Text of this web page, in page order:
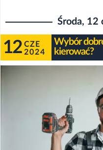
Środa, 12
12 CZE
2024
Wybór
kierować?